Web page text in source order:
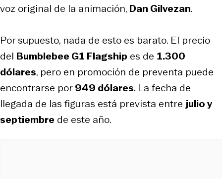
voz original de la animación, Dan Gilvezan.
Por supuesto, nada de esto es barato. El precio
del Bumblebee G1 Flagship es de 1.300
dólares, pero en promoción de preventa puede
encontrarse por949 dólares. La fecha de
llegada de las figuras está prevista entre julio y
septiembre de este año.